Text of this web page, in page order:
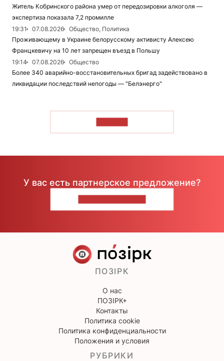
Житель Кобринского района умер от передозировки алкоголя —
экспертиза показала 7,2 промилле
19:31
07.08.2026
Общество, Политика
Проживающему в Украине белорусскому активисту Алексею
Францкевичу на 10 лет запрещен въезд в Польшу
19:14
07.08.2026
Общество
Более 340 аварийно-восстановительных бригад задействовано в
ликвидации последствий непогоды — "Белэнерго"
У вас есть партнерское предложение?
ПОЗІРК
О нас
ПОЗІРК+
Контакты
Политика cookie
Политика конфиденциальности
Положения и условия
РУБРИКИ